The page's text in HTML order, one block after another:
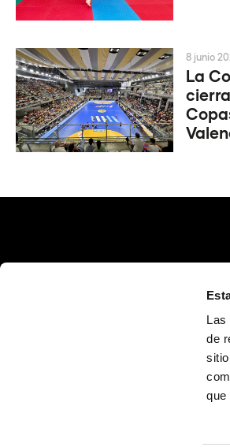
Las
de
que
La
8 junio
Calle Poeta Quintana, 1 46003